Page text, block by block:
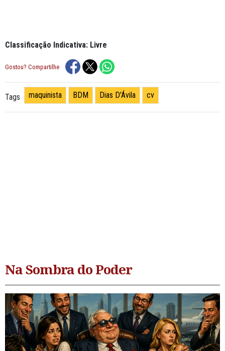
Classificação Indicativa: Livre
Gostou? Compartilhe
Tags maquinista BDM Dias D'Ávila cv
Na Sombra do Poder